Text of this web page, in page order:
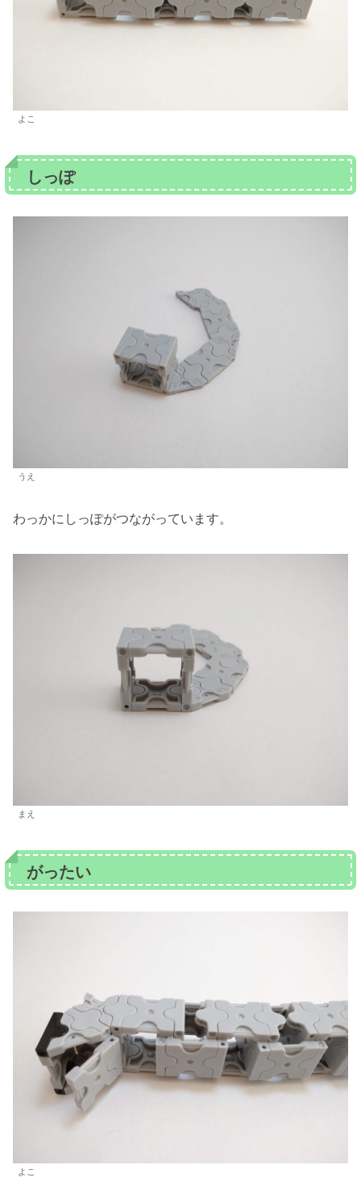
よこ
しっぽ
うえ
わっかにしっぽがつながっています。
まえ
がったい
よこ